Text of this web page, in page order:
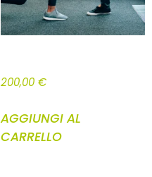
200,00 €
AGGIUNGI AL
CARRELLO